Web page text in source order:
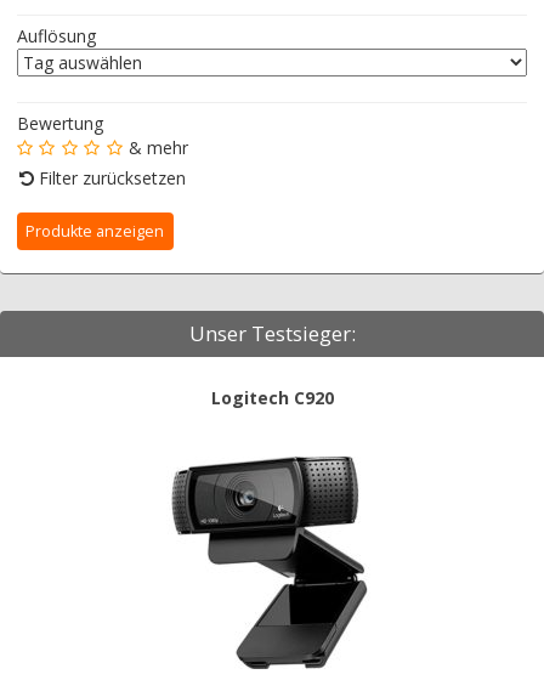
Auflösung
Bewertung
& mehr
Filter zurücksetzen
Unser Testsieger:
Logitech C920